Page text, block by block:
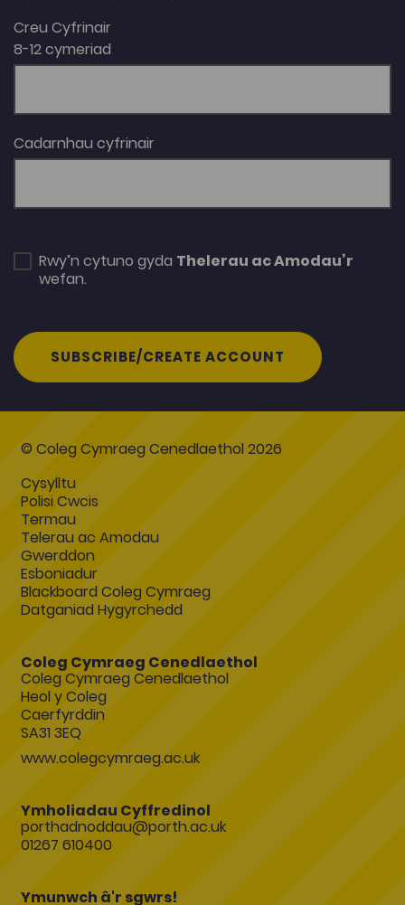
Creu Cyfrinair
8-12 cymeriad
Cadarnhau cyfrinair
Rwy’n cytuno gyda Thelerau ac Amodau’r
wefan.
SUBSCRIBE/CREATE ACCOUNT
© Coleg Cymraeg Cenedlaethol 2026
Cysylltu
Polisi Cwcis
Termau
Telerau ac Amodau
Gwerddon
Esboniadur
Blackboard Coleg Cymraeg
Datganiad Hygyrchedd
Coleg Cymraeg Cenedlaethol
Coleg Cymraeg Cenedlaethol
Heol y Coleg
Caerfyrddin
SA31 3EQ
www.colegcymraeg.ac.uk
Ymholiadau Cyffredinol
porthadnoddau@porth.ac.uk
01267 610400
Ymunwch â'r sgwrs!